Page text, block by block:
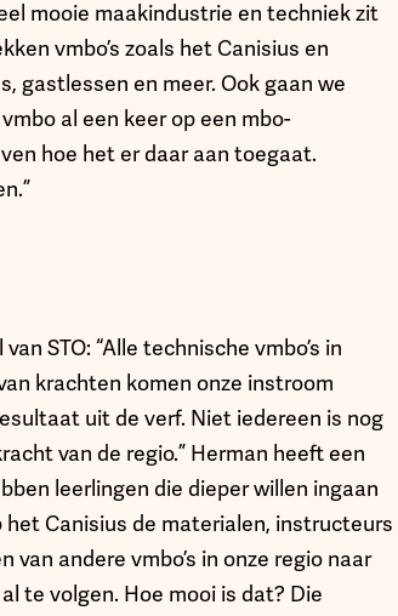
mooie maakindustrie en techniek zit
vmbo’s zoals het Canisius en
gastlessen en meer. Ook gaan we
al een keer op een mbo-
hoe het er daar aan toegaat.
STO: “Alle technische vmbo’s in
krachten komen onze instroom
uit de verf. Niet iedereen is nog
van de regio.” Herman heeft een
leerlingen die dieper willen ingaan
het Canisius de materialen, instructeurs
andere vmbo’s in onze regio naar
te volgen. Hoe mooi is dat? Die